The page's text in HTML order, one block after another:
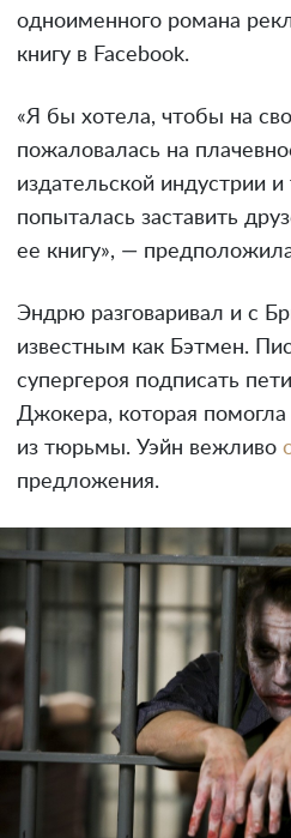
одноименного романа
книгу в Facebook.
«Я бы хотела, чтобы на
пожаловалась на
издательской индустрии
попыталась заставить
ее книгу», —
Эндрю разговаривал и с
известным как Бэтмен.
супергероя подписать
Джокера, которая
из тюрьмы. Уэйн вежливо
предложения.